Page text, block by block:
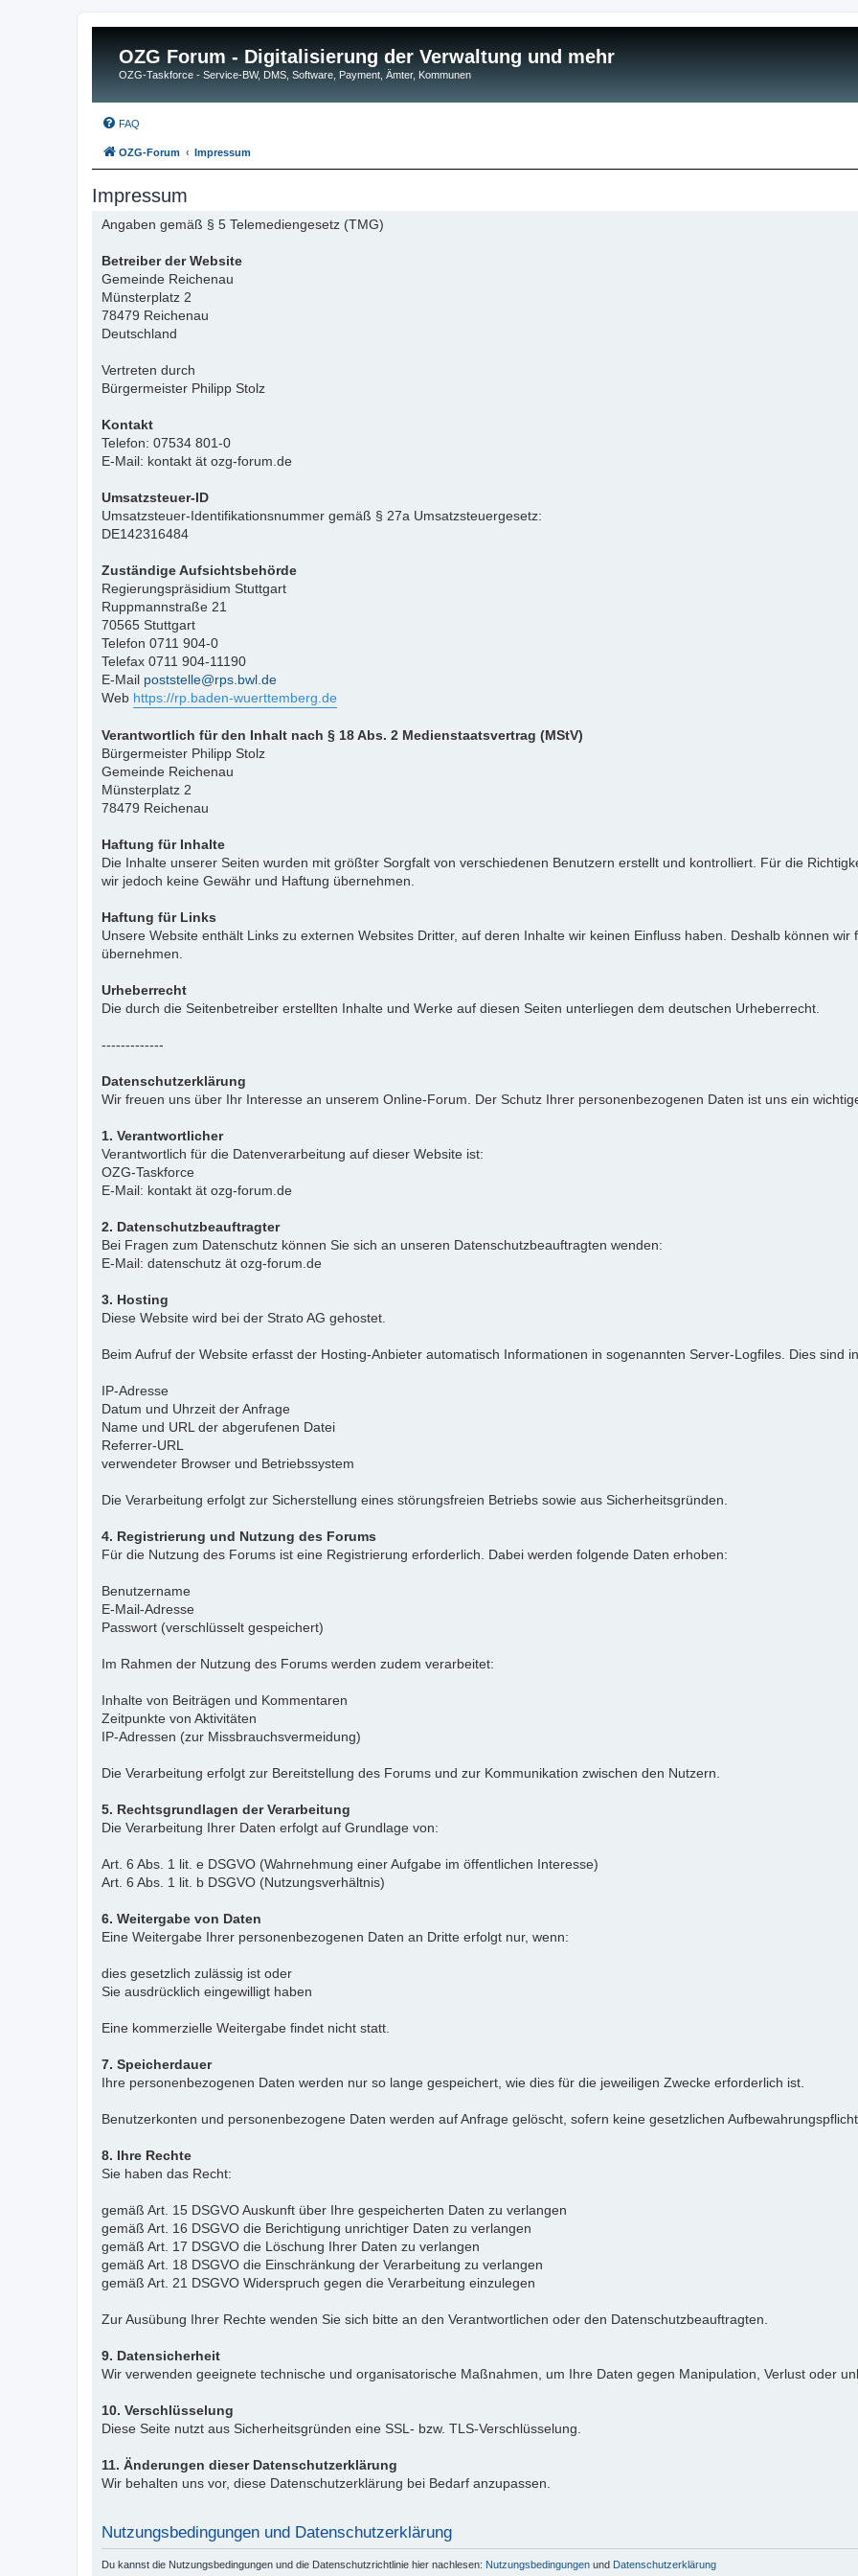
OZG Forum - Digitalisierung der Verwaltung und mehr
OZG-Taskforce - Service-BW, DMS, Software, Payment, Ämter, Kommunen
FAQ
OZG-Forum Impressum
Impressum
Angaben gemäß § 5 Telemediengesetz (TMG)
Betreiber der Website
Gemeinde Reichenau
Münsterplatz 2
78479 Reichenau
Deutschland
Vertreten durch
Bürgermeister Philipp Stolz
Kontakt
Telefon: 07534 801-0
E-Mail: kontakt ät ozg-forum.de
Umsatzsteuer-ID
Umsatzsteuer-Identifikationsnummer gemäß § 27a Umsatzsteuergesetz:
DE142316484
Zuständige Aufsichtsbehörde
Regierungspräsidium Stuttgart
Ruppmannstraße 21
70565 Stuttgart
Telefon 0711 904-0
Telefax 0711 904-11190
E-Mail poststelle@rps.bwl.de
Web https://rp.baden-wuerttemberg.de
Verantwortlich für den Inhalt nach § 18 Abs. 2 Medienstaatsvertrag (MStV)
Bürgermeister Philipp Stolz
Gemeinde Reichenau
Münsterplatz 2
78479 Reichenau
Haftung für Inhalte
Die Inhalte unserer Seiten wurden mit größter Sorgfalt von verschiedenen Benutzern erstellt und kontrolliert. Für die
wir jedoch keine Gewähr und Haftung übernehmen.
Haftung für Links
Unsere Website enthält Links zu externen Websites Dritter, auf deren Inhalte wir keinen Einfluss haben. Deshalb können
übernehmen.
Urheberrecht
Die durch die Seitenbetreiber erstellten Inhalte und Werke auf diesen Seiten unterliegen dem deutschen Urheberrecht.
-------------
Datenschutzerklärung
Wir freuen uns über Ihr Interesse an unserem Online-Forum. Der Schutz Ihrer personenbezogenen Daten ist uns ein
1. Verantwortlicher
Verantwortlich für die Datenverarbeitung auf dieser Website ist:
OZG-Taskforce
E-Mail: kontakt ät ozg-forum.de
2. Datenschutzbeauftragter
Bei Fragen zum Datenschutz können Sie sich an unseren Datenschutzbeauftragten wenden:
E-Mail: datenschutz ät ozg-forum.de
3. Hosting
Diese Website wird bei der Strato AG gehostet.
Beim Aufruf der Website erfasst der Hosting-Anbieter automatisch Informationen in sogenannten Server-Logfiles. Dies sind
IP-Adresse
Datum und Uhrzeit der Anfrage
Name und URL der abgerufenen Datei
Referrer-URL
verwendeter Browser und Betriebssystem
Die Verarbeitung erfolgt zur Sicherstellung eines störungsfreien Betriebs sowie aus Sicherheitsgründen.
4. Registrierung und Nutzung des Forums
Für die Nutzung des Forums ist eine Registrierung erforderlich. Dabei werden folgende Daten erhoben:
Benutzername
E-Mail-Adresse
Passwort (verschlüsselt gespeichert)
Im Rahmen der Nutzung des Forums werden zudem verarbeitet:
Inhalte von Beiträgen und Kommentaren
Zeitpunkte von Aktivitäten
IP-Adressen (zur Missbrauchsvermeidung)
Die Verarbeitung erfolgt zur Bereitstellung des Forums und zur Kommunikation zwischen den Nutzern.
5. Rechtsgrundlagen der Verarbeitung
Die Verarbeitung Ihrer Daten erfolgt auf Grundlage von:
Art. 6 Abs. 1 lit. e DSGVO (Wahrnehmung einer Aufgabe im öffentlichen Interesse)
Art. 6 Abs. 1 lit. b DSGVO (Nutzungsverhältnis)
6. Weitergabe von Daten
Eine Weitergabe Ihrer personenbezogenen Daten an Dritte erfolgt nur, wenn:
dies gesetzlich zulässig ist oder
Sie ausdrücklich eingewilligt haben
Eine kommerzielle Weitergabe findet nicht statt.
7. Speicherdauer
Ihre personenbezogenen Daten werden nur so lange gespeichert, wie dies für die jeweiligen Zwecke erforderlich ist.
Benutzerkonten und personenbezogene Daten werden auf Anfrage gelöscht, sofern keine gesetzlichen
8. Ihre Rechte
Sie haben das Recht:
gemäß Art. 15 DSGVO Auskunft über Ihre gespeicherten Daten zu verlangen
gemäß Art. 16 DSGVO die Berichtigung unrichtiger Daten zu verlangen
gemäß Art. 17 DSGVO die Löschung Ihrer Daten zu verlangen
gemäß Art. 18 DSGVO die Einschränkung der Verarbeitung zu verlangen
gemäß Art. 21 DSGVO Widerspruch gegen die Verarbeitung einzulegen
Zur Ausübung Ihrer Rechte wenden Sie sich bitte an den Verantwortlichen oder den Datenschutzbeauftragten.
9. Datensicherheit
Wir verwenden geeignete technische und organisatorische Maßnahmen, um Ihre Daten gegen Manipulation, Verlust oder
10. Verschlüsselung
Diese Seite nutzt aus Sicherheitsgründen eine SSL- bzw. TLS-Verschlüsselung.
11. Änderungen dieser Datenschutzerklärung
Wir behalten uns vor, diese Datenschutzerklärung bei Bedarf anzupassen.
Nutzungsbedingungen und Datenschutzerklärung
Du kannst die Nutzungsbedingungen und die Datenschutzrichtlinie hier nachlesen: Nutzungsbedingungen und Datenschutzerklärung